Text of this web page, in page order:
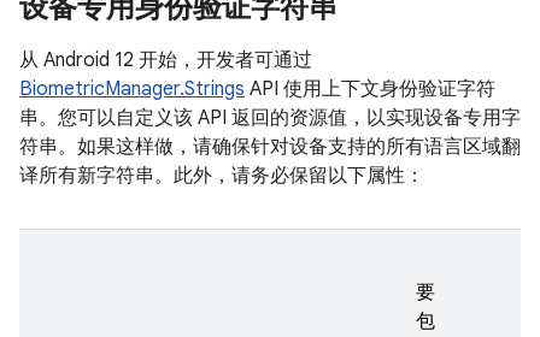
设备专用身份验证字符串
从 Android 12 开始，开发者可通过
BiometricManager.Strings API 使用上下文身份验证字符
串。您可以自定义该 API 返回的资源值，以实现设备专用字
符串。如果这样做，请确保针对设备支持的所有语言区域翻
译所有新字符串。此外，请务必保留以下属性：
要
包